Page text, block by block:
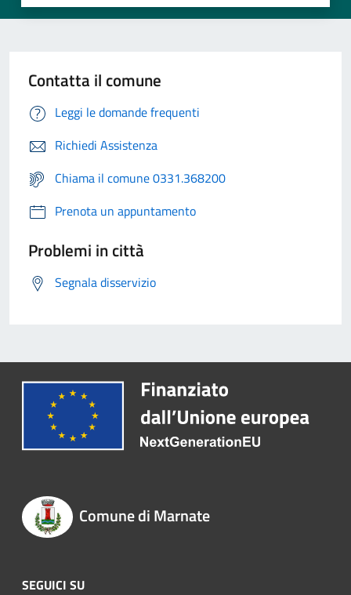
Contatta il comune
Leggi le domande frequenti
Richiedi Assistenza
Chiama il comune 0331.368200
Prenota un appuntamento
Problemi in città
Segnala disservizio
Comune di Marnate
SEGUICI SU